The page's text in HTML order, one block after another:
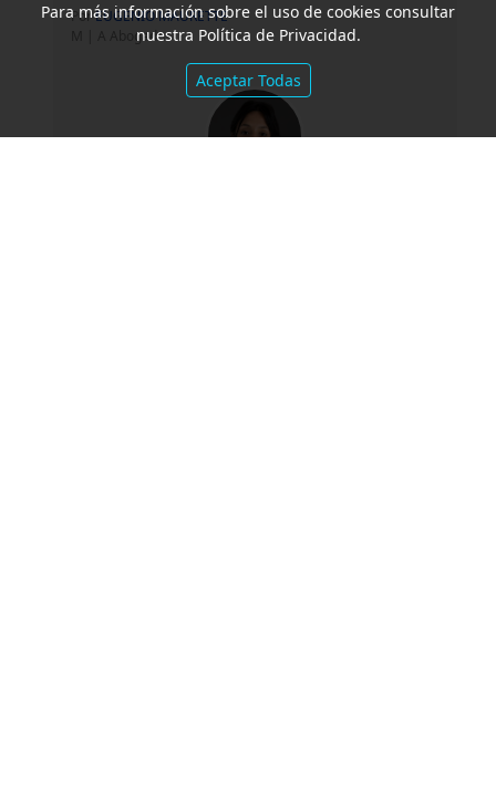
PorEUGENIO MAURETTE
M | A Abogados
Para más información sobre el uso de cookies consultar
nuestra Política de Privacidad.
Aceptar Todas